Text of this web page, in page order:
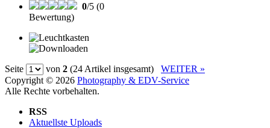
0/5 (0
Bewertung)
Seite von 2 (24 Artikel insgesamt)
WEITER »
Copyright © 2026 Photography & EDV-Service
Alle Rechte vorbehalten.
RSS
Aktuellste Uploads